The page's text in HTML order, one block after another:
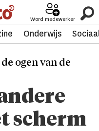
Word medewerker
Onderwijs
ogen van de
scherm